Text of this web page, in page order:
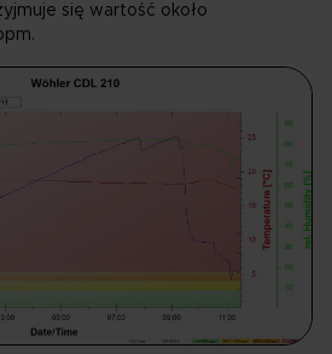
się wartość około